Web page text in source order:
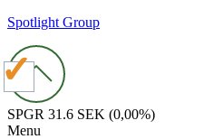
Spotlight Group
SPGR 31.6 SEK (0,00%)
Menu